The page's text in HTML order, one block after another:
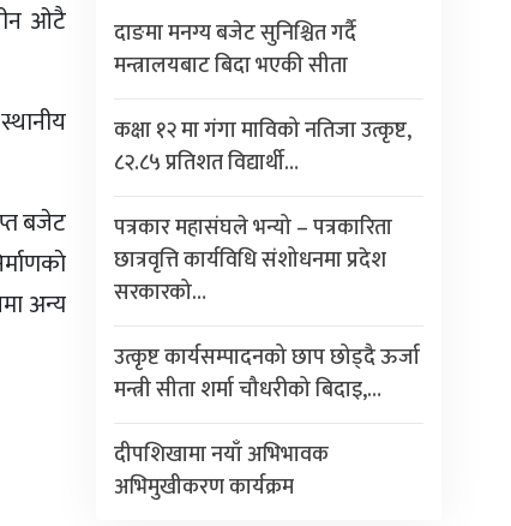
ओटै
बजेट
अन्य
दाङमा मनग्य बजेट सुनिश्चित गर्दै
मन्त्रालयबाट बिदा भएकी सीता
कक्षा १२ मा गंगा माविको नतिजा उत्कृष्ट,
८२.८५ प्रतिशत विद्यार्थी…
पत्रकार महासंघले भन्यो – पत्रकारिता
छात्रवृत्ति कार्यविधि संशोधनमा प्रदेश
सरकारको…
उत्कृष्ट कार्यसम्पादनको छाप छोड्दै ऊर्जा
मन्त्री सीता शर्मा चौधरीको बिदाइ,…
दीपशिखामा नयाँ अभिभावक
अभिमुखीकरण कार्यक्रम